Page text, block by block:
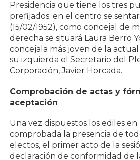
Presidencia que tiene los tres
prefijados: en el centro se
(15/02/1952), como concejal de
derecha se situará Laura Berro
concejala más joven de la actual
su izquierda el Secretario del
Corporación, Javier Horcada.
Comprobación de actas y
aceptación
Una vez dispuestos los ediles en
comprobada la presencia de
electos, el primer acto de la
declaración de conformidad de